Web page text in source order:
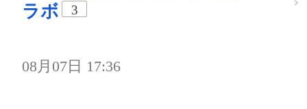
ラボ
3
08月07日 17:36